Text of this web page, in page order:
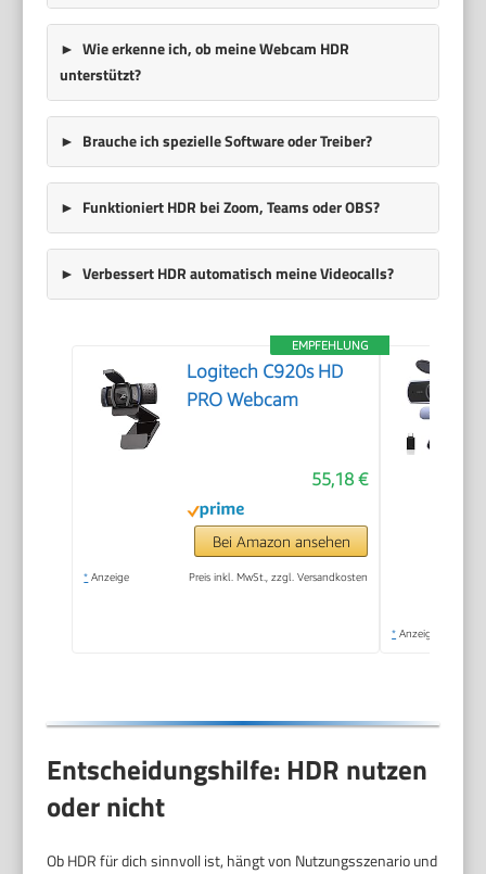
Wie erkenne ich, ob meine Webcam HDR
unterstützt?
Brauche ich spezielle Software oder Treiber?
Funktioniert HDR bei Zoom, Teams oder OBS?
Verbessert HDR automatisch meine Videocalls?
EMPFEHLUNG
Logitech C920s HD
PRO Webcam
55,18 €
Bei Amazon ansehen
* Anzeige Preis inkl. MwSt., zzgl. Versandkosten
* Anzeige
Entscheidungshilfe: HDR nutzen
oder nicht
Ob HDR für dich sinnvoll ist, hängt von Nutzungsszenario und